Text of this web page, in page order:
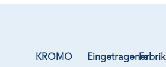
KROMO
EingetragenerFabrik